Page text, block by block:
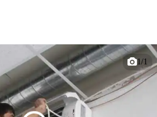
1/1